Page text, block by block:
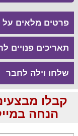
פרטים מלאים על
תאריכים פנויים
שלחו וילה לחבר
הנחה